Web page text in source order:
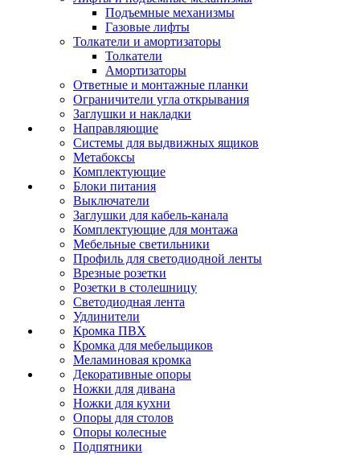
Подъемные механизмы
Газовые лифты
Толкатели и амортизаторы
Толкатели
Амортизаторы
Ответные и монтажные планки
Ограничители угла открывания
Заглушки и накладки
Направляющие
Системы для выдвижных ящиков
Метабоксы
Комплектующие
Блоки питания
Выключатели
Заглушки для кабель-канала
Комплектующие для монтажа
Мебельные светильники
Профиль для светодиодной ленты
Врезные розетки
Розетки в столешницу
Светодиодная лента
Удлинители
Кромка ПВХ
Кромка для мебельщиков
Меламиновая кромка
Декоративные опоры
Ножки для дивана
Ножки для кухни
Опоры для столов
Опоры колесные
Подпятники